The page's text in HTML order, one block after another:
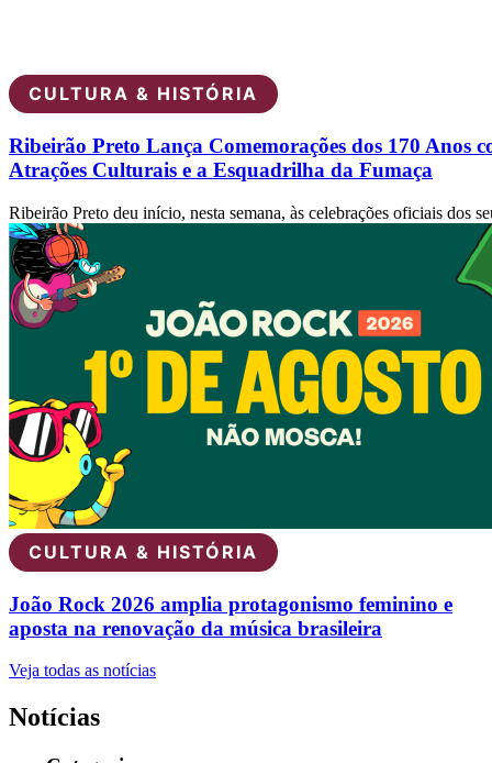
CULTURA & HISTÓRIA
Ribeirão Preto Lança Comemorações dos 170 Anos
Atrações Culturais e a Esquadrilha da Fumaça
Ribeirão Preto deu início, nesta semana, às celebrações oficiais dos
CULTURA & HISTÓRIA
João Rock 2026 amplia protagonismo feminino e
aposta na renovação da música brasileira
Veja todas as notícias
Notícias